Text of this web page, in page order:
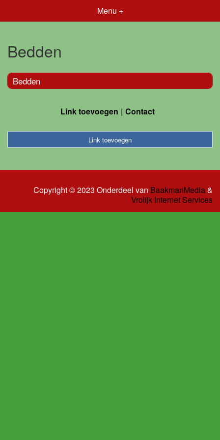
Menu +
Bedden
Bedden
Link toevoegen Contact
Link toevoegen
Copyright © 2023 Onderdeel van BaakmanMedia&
Vrolijk Internet Services